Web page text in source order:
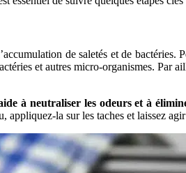
de saletés et de
et autres micro-organismes. Par
à neutraliser les odeurs et à
appliquez-la sur les taches et laissez